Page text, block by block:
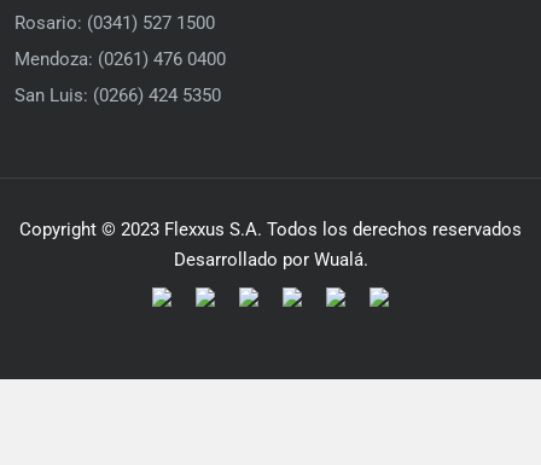
Rosario: (0341) 527 1500
Mendoza: (0261) 476 0400
San Luis: (0266) 424 5350
Copyright © 2023 Flexxus S.A. Todos los derechos reservados
Desarrollado por Wualá.